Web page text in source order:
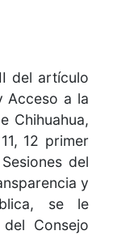
del artículo
Acceso a la
Chihuahua,
12 primer
del
y
se le
Consejo